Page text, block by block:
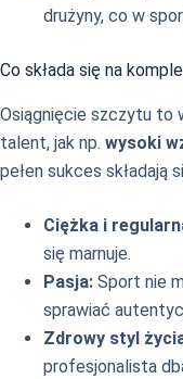
drużyny, co w
Co składa się na
Osiągnięcie szczytu to
talent, jak np. wysoki
pełen sukces składają
Ciężka i
się marnuje.
Pasja: Sport nie
sprawiać
Zdrowy styl
profesjonalista